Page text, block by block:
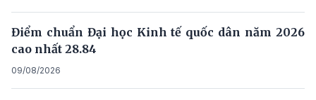
Điểm chuẩn Đại học Kinh tế quốc dân năm 2026
cao nhất 28.84
09/08/2026